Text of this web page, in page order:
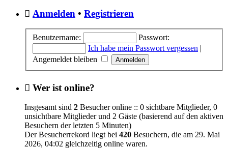
Anmelden • Registrieren
Benutzername:
Passwort:
Ich habe mein Passwort vergessen |
Angemeldet bleiben
Wer ist online?
Insgesamt sind 2 Besucher online :: 0 sichtbare Mitglieder, 0
unsichtbare Mitglieder und 2 Gäste (basierend auf den aktiven
Besuchern der letzten 5 Minuten)
Der Besucherrekord liegt bei 420 Besuchern, die am 29. Mai
2026, 04:02 gleichzeitig online waren.